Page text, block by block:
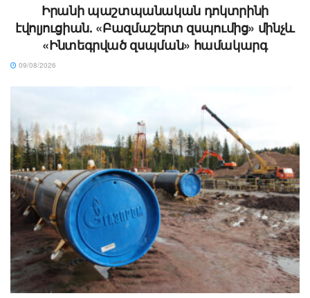
Իրանի պաշտպանական դոկտրինի
էվոլյուցիան. «Բազմաշերտ զսպումից» մինչև
«Ինտեգրված զսպման» համակարգ
09/08/2026